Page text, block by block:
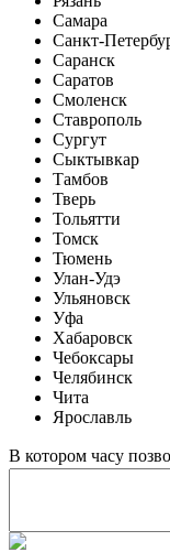
Самара
Санкт-
Саранск
Саратов
Смоленск
Ставрополь
Сургут
Сыктывкар
Тамбов
Тверь
Тольятти
Томск
Тюмень
Улан-Удэ
Ульяновск
Уфа
Хабаровск
Чебоксары
Челябинск
Чита
Ярославль
В котором часу